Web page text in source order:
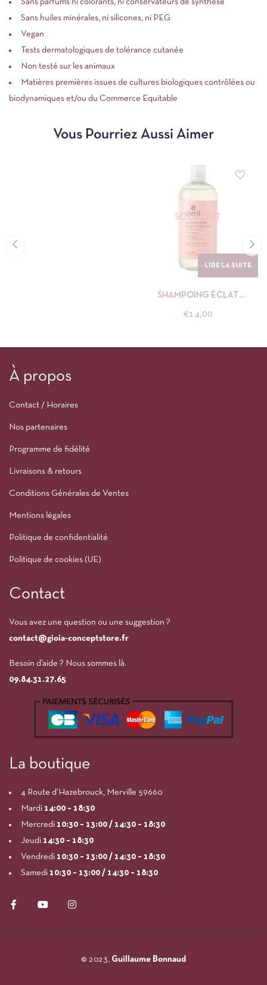
Sans parfums ni colorants, ni conservateurs de synthèse
Sans huiles minérales, ni silicones, ni PEG
Vegan
Tests dermatologiques de tolérance cutanée
Non testé sur les animaux
Matières premières issues de cultures biologiques contrôlées ou
biodynamiques et/ou du Commerce Equitable
Vous Pourriez Aussi Aimer
SOLD OUT
LIRE LA SUITE
SHAMPOING ÉCLAT
€14,00
À propos
Contact / Horaires
Nos partenaires
Programme de fidélité
Livraisons & retours
Conditions Générales de Ventes
Mentions légales
Politique de confidentialité
Politique de cookies (UE)
Contact
Vous avez une question ou une suggestion ?
contact@gioia-conceptstore.fr
Besoin d’aide ? Nous sommes là.
09.84.31.27.65
La boutique
4 Route d’Hazebrouck, Merville 59660
Mardi 14:00 – 18:30
Mercredi 10:30 – 13:00 / 14:30 – 18:30
Jeudi 14:30 – 18:30
Vendredi 10:30 – 13:00 / 14:30 – 18:30
Samedi 10:30 – 13:00 / 14:30 – 18:30
© 2023, Guillaume Bonnaud